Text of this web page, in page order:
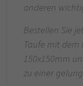
anderen
Bestellen Sie
Taufe mit dem
150x150mm
zu einer